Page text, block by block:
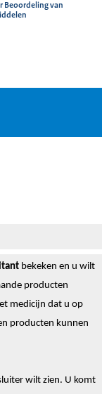
Beoordeling van
bekeken en u wilt
producten
medicijn dat u op
producten kunnen
wilt zien. U komt